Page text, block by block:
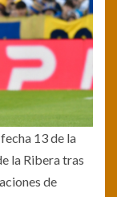
13 de la
la Ribera tras
de